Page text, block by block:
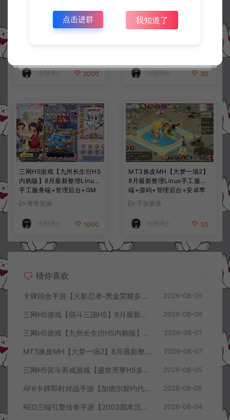
卡牌回合手游【火影忍者-黑
金荣耀多区跨服平台币内购
冷雨泽ღ 2000
三网H5游戏【萌斗三国H5】
8月最新整理Win一键服务端
冷雨泽ღ 30
三网H5游戏【九州长生衍H5
内购版】8月最新整理Linux
手工服务端+管理后台+GM
授权后台+简易安卓客户端
+详细搭建教程+视频教程
寄售资源
冷雨泽ღ 1000
MT3换皮MH【大梦一场2】
8月最新整理Linux手工服务
端+源码+管理后台+安卓苹
果双端+详细搭建教程+视频
教程
手游资源
冷雨泽ღ 30
猜你喜欢
卡牌回合手游【火影忍者-黑金荣耀多区跨服平台币内购版】8月最新整理Linux手工服务端+CDK授权后台+安卓+详细搭建教程+视频教程 2026-08-09
三网H5游戏【萌斗三国H5】8月最新整理Win一键服务端+GM充值后台+简易安卓客户端+详细搭建教程+视频教程 2026-08-09
三网H5游戏【九州长生衍H5内购版】8月最新整理Linux手工服务端+管理后台+GM授权后台+简易安卓客户端+详细搭建教程+视频教程 2026-08-07
MT3换皮MH【大梦一场2】8月最新整理Linux手工服务端+源码+管理后台+安卓苹果双端+详细搭建教程+视频教程 2026-08-07
三网H5宫斗养成游戏【盛世芳華H5多区跨服代金券内购优化版】8月最新整理Linux手工服务端+CDK授权后台+全资源安卓+详细搭建教程+视频教程 2026-08-05
AFK卡牌即时对战手游【加德尔契约代金券内购修复版】8月最新整理Linux手工服务端+前后端全套源码+CDK授权后台+安卓苹果双端+详细搭建教程+视频教程 2026-08-05
RED三端引擎传奇手游【2003我本沉默三职业】8月最新整理Win一键服务端+PC安卓+详细搭建教程 2026-08-04
点击进群 我知道了